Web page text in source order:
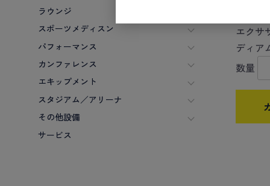
ラウンジ
スポーツメディスン
パフォーマンス
カンファレンス
エキップメント
スタジアム／アリーナ
その他設備
サービス
エク
ディア
数量